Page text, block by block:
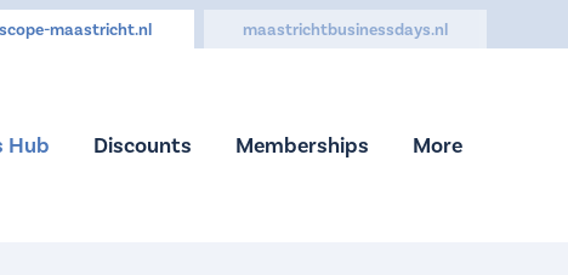
scope-maastricht.nl maastrichtbusinessdays.nl
Hub Discounts Memberships More